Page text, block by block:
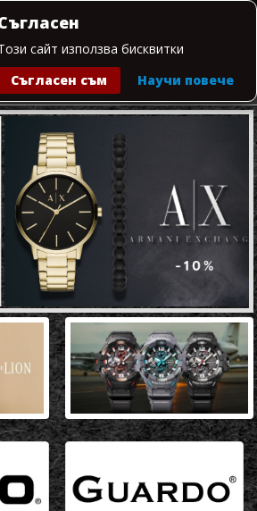
сайт използва бисквитки
Съгласен съм
Научи повече
Моята количка
Next